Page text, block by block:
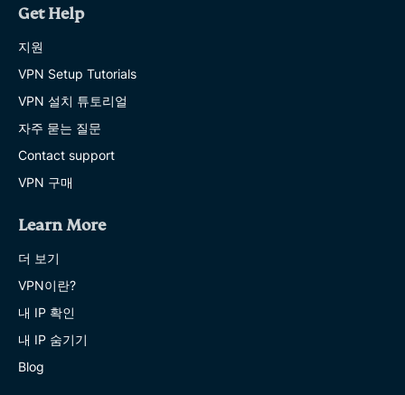
Get Help
지원
VPN Setup Tutorials
VPN 설치 튜토리얼
자주 묻는 질문
Contact support
VPN 구매
Learn More
더 보기
VPN이란?
내 IP 확인
내 IP 숨기기
Blog